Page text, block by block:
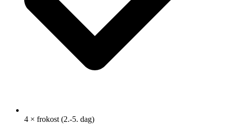
4 × frokost (2.-5. dag)